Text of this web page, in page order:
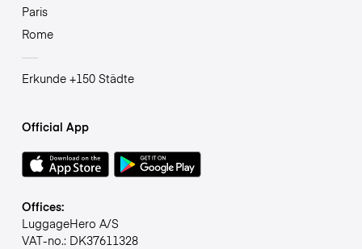
Paris
Rome
Erkunde +150 Städte
Official App
Offices:
LuggageHero A/S
VAT-no.: DK37611328